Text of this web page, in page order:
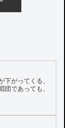
がってくる、
団であっても、